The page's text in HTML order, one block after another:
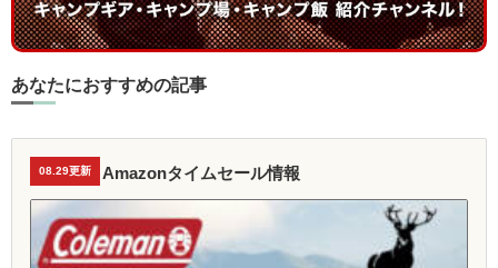
あなたにおすすめの記事
08.29更新 Amazonタイムセール情報